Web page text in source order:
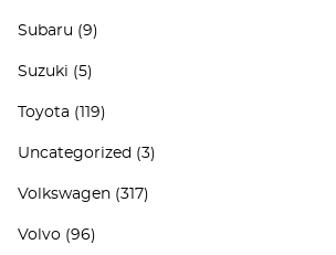
Subaru (9)
Suzuki (5)
Toyota (119)
Uncategorized (3)
Volkswagen (317)
Volvo (96)